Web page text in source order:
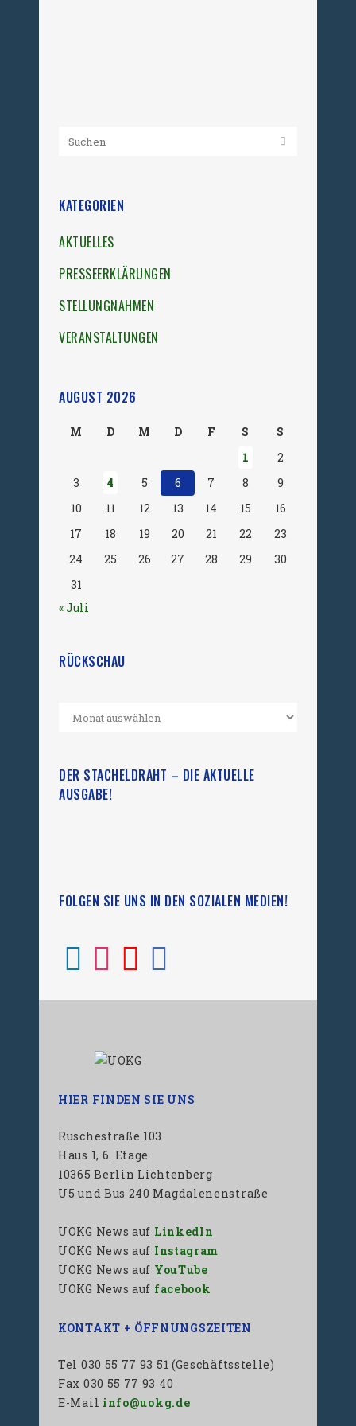
KATEGORIEN
AKTUELLES
PRESSEERKLÄRUNGEN
STELLUNGNAHMEN
VERANSTALTUNGEN
AUGUST 2026
M D M D F S
S
1
2
3
4 5 6 7 8
9
10
11 12 13 14 15
16
17
18 19 20 21 22
23
24
25 26 27 28 29
30
31
« Juli
RÜCKSCHAU
DER STACHELDRAHT – DIE AKTUELLE
AUSGABE!
FOLGEN SIE UNS IN DEN SOZIALEN MEDIEN!
HIER FINDEN SIE UNS
Ruschestraße 103
Haus 1, 6. Etage
10365 Berlin Lichtenberg
U5 und Bus 240 Magdalenenstraße
UOKG News auf LinkedIn
UOKG News auf Instagram
UOKG News auf YouTube
UOKG News auf facebook
KONTAKT + ÖFFNUNGSZEITEN
Tel 030 55 77 93 51 (Geschäftsstelle)
Fax 030 55 77 93 40
E-Mail info@uokg.de